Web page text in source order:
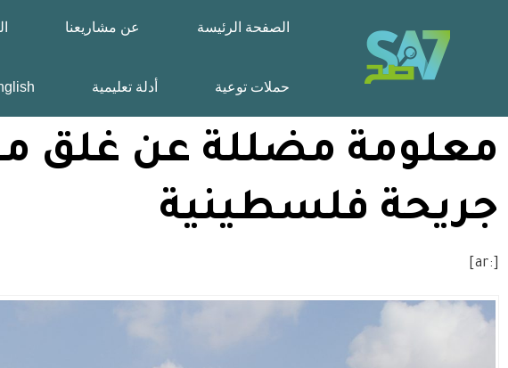
الصفحة الرئيسة عن مشاريعنا
حملات توعية أدلة تعليمية
معلومة مضللة عن غلق
جريحة فلسطينية
[:ar]